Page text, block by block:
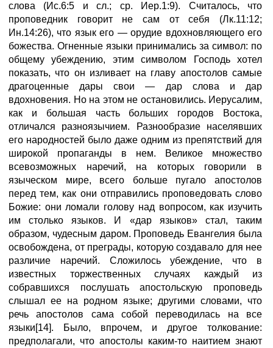
слова (Ис.6:5 и сл.; ср. Иер.1:9). Считалось, что
проповедник говорит не сам от себя (Лк.11:12;
Ин.14:26), что язык его — орудие вдохновляющего его
божества. Огненные языки принимались за символ: по
общему убеждению, этим символом Господь хотел
показать, что он изливает на главу апостолов самые
драгоценные дары свои — дар слова и дар
вдохновения. Но на этом не остановились. Иерусалим,
как и большая часть больших городов Востока,
отличался разноязычием. Разнообразие населявших
его народностей было даже одним из препятствий для
широкой пропаганды в нем. Великое множество
всевозможных наречий, на которых говорили в
языческом мире, всего больше пугало апостолов
перед тем, как они отправились проповедовать слово
Божие: они ломали голову над вопросом, как изучить
им столько языков. И «дар языков» стал, таким
образом, чудесным даром. Проповедь Евангелия была
освобождена, от преграды, которую создавало для нее
различие наречий. Сложилось убеждение, что в
известных торжественных случаях каждый из
собравшихся послушать апостольскую проповедь
слышал ее на родном языке; другими словами, что
речь апостолов сама собой переводилась на все
языки[14]. Было, впрочем, и другое толкование:
предполагали, что апостолы каким-то наитием знают